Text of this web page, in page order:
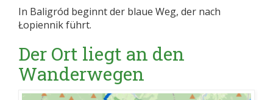
In Baligród beginnt der blaue Weg, der nach
Łopiennik führt.
Der Ort liegt an den
Wanderwegen